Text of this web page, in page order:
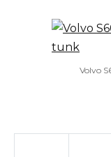
Volvo